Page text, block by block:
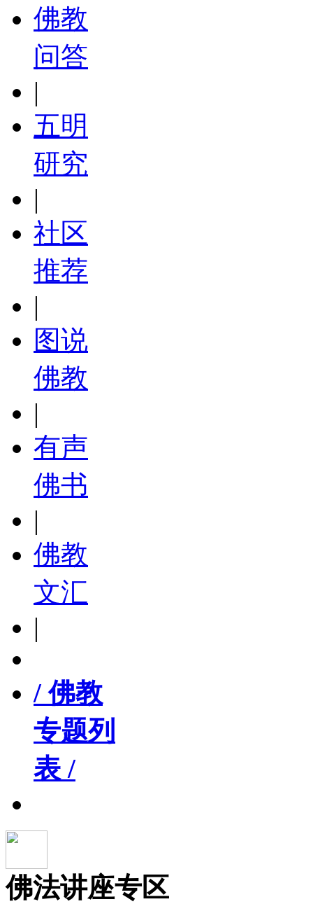
佛教
问答
|
五明
研究
|
社区
推荐
|
图说
佛教
|
有声
佛书
|
佛教
文汇
|
/ 佛教
专题列
表 /
佛法讲座专区